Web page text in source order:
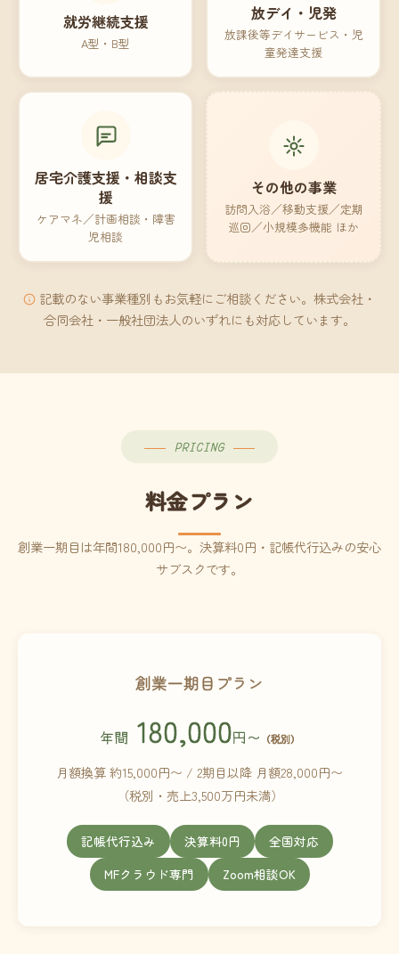
就労継続支援
A型・B型
放デイ・児発
放課後等デイサービス・児
童発達支援
居宅介護支援・相談支
援
ケアマネ／計画相談・障害
児相談
その他の事業
訪問入浴／移動支援／定期
巡回／小規模多機能 ほか
記載のない事業種別もお気軽にご相談ください。株式会社・
合同会社・一般社団法人のいずれにも対応しています。
PRICING
料金プラン
創業一期目は年間180,000円〜。決算料0円・記帳代行込みの安心
サブスクです。
創業一期目プラン
年間 180,000円〜 （税別）
月額換算 約15,000円〜 / 2期目以降 月額28,000円〜
（税別・売上3,500万円未満）
記帳代行込み 決算料0円
全国対応
MFクラウド専門
Zoom相談OK